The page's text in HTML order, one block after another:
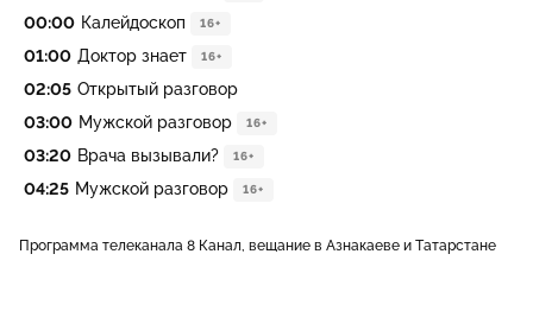
00:00 Калейдоскоп 16+
01:00 Доктор знает 16+
02:05 Открытый разговор
03:00 Мужской разговор 16+
03:20 Врача вызывали? 16+
04:25 Мужской разговор 16+
Программа телеканала 8 Канал, вещание в Азнакаеве и Татарстане